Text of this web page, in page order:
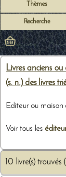
Thèmes
Recherche
Livres anciens
(s. n.) des livres
Editeur ou maison
Voir tous les
10 livre(s) trouvés